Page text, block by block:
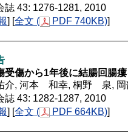
誌 43: 1276-1281, 2010
] [全文 ( PDF 740KB)]
受傷から1年後に結腸回腸
介, 河本 和幸, 桐野 泉,
誌 43: 1282-1287, 2010
] [全文 ( PDF 664KB)]